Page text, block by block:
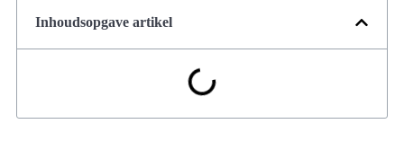
Inhoudsopgave artikel